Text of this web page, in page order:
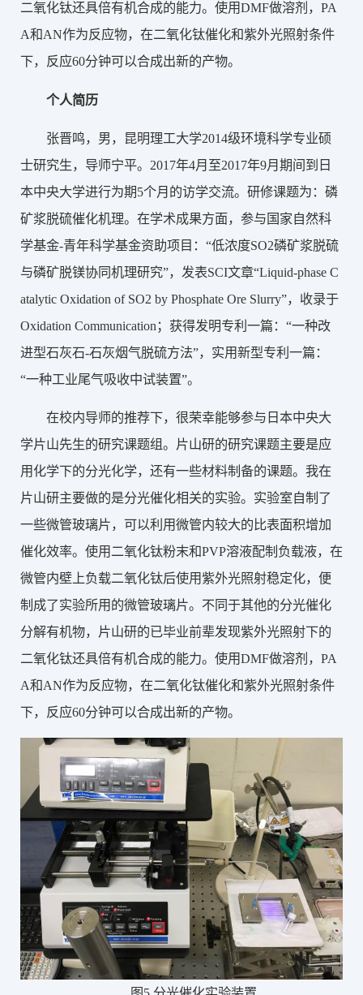
二氧化钛还具倍有机合成的能力。使用DMF做溶剂，PA
A和AN作为反应物，在二氧化钛催化和紫外光照射条件
下，反应60分钟可以合成出新的产物。
个人简历
张晋鸣，男，昆明理工大学2014级环境科学专业硕
士研究生，导师宁平。2017年4月至2017年9月期间到日
本中央大学进行为期5个月的访学交流。研修课题为：磷
矿浆脱硫催化机理。在学术成果方面，参与国家自然科
学基金-青年科学基金资助项目：“低浓度SO2磷矿浆脱硫
与磷矿脱镁协同机理研究”，发表SCI文章“Liquid-phase C
atalytic Oxidation of SO2 by Phosphate Ore Slurry”，收录于
Oxidation Communication；获得发明专利一篇：“一种改
进型石灰石-石灰烟气脱硫方法”，实用新型专利一篇：
“一种工业尾气吸收中试装置”。
在校内导师的推荐下，很荣幸能够参与日本中央大
学片山先生的研究课题组。片山研的研究课题主要是应
用化学下的分光化学，还有一些材料制备的课题。我在
片山研主要做的是分光催化相关的实验。实验室自制了
一些微管玻璃片，可以利用微管内较大的比表面积增加
催化效率。使用二氧化钛粉末和PVP溶液配制负载液，在
微管内壁上负载二氧化钛后使用紫外光照射稳定化，便
制成了实验所用的微管玻璃片。不同于其他的分光催化
分解有机物，片山研的已毕业前辈发现紫外光照射下的
二氧化钛还具倍有机合成的能力。使用DMF做溶剂，PA
A和AN作为反应物，在二氧化钛催化和紫外光照射条件
下，反应60分钟可以合成出新的产物。